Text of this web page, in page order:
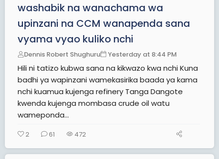
washabik na wanachama wa
upinzani na CCM wanapenda sana
vyama vyao kuliko nchi
Dennis Robert Shughuru Yesterday at 8:44 PM
Hili ni tatizo kubwa sana na kikwazo kwa nchi Kuna
badhi ya wapinzani wamekasirika baada ya kama
nchi kuamua kujenga refinery Tanga Dangote
kwenda kujenga mombasa crude oil watu
wameponda...
2 61 472